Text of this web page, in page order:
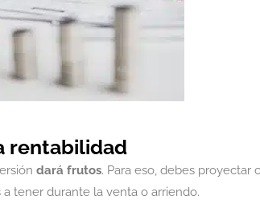
rentabilidad
dará frutos. Para eso, debes proyectar
tener durante la venta o arriendo.